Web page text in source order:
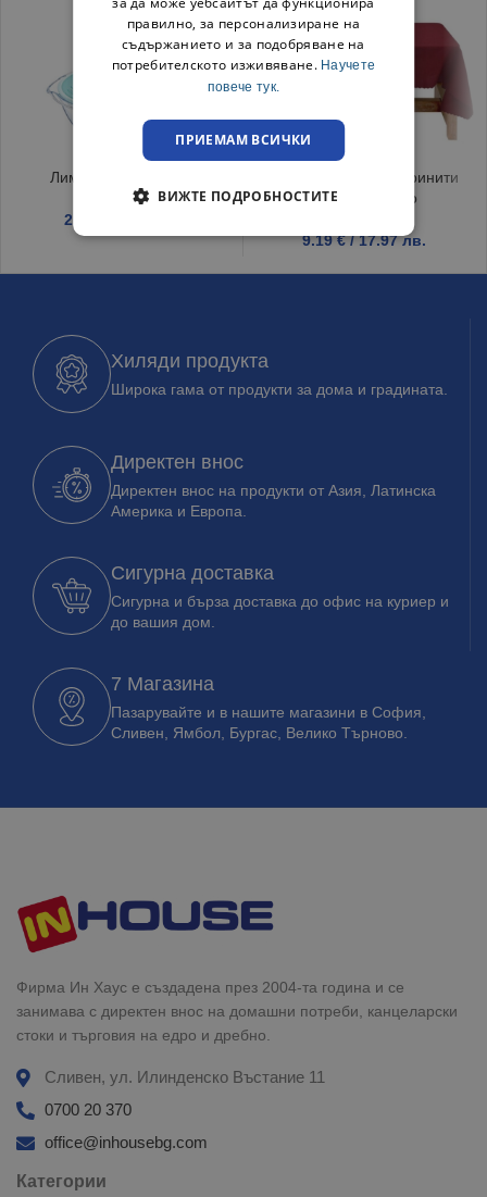
Лимониера Кристал
2.25
Покривка за маса Тринити
150/220 Бордо
9.19€ / 17.97 лв.
Хиляди продукта
Широка гама от продукти за дома и градината.
Директен внос
Директен внос на продукти от Азия, Латинска
Америка и Европа.
Сигурна доставка
Сигурна и бърза доставка до офис на куриер и
до вашия дом.
7 Магазина
Пазарувайте и в нашите магазини в София,
Сливен, Ямбол, Бургас, Велико Търново.
Фирма Ин Хаус е създадена през 2004-та година и се
занимава с директен внос на домашни потреби, канцеларски
стоки и търговия на едро и дребно.
Сливен, ул. Илинденско Въстание 11
0700 20 370
office@inhousebg.com
Категории
правилно, за персонализиране на
съдържанието и за подобряване на
потребителското изживяване. Научете
повече тук.
ПРИЕМАМ ВСИЧКИ
ВИЖТЕ ПОДРОБНОСТИТЕ